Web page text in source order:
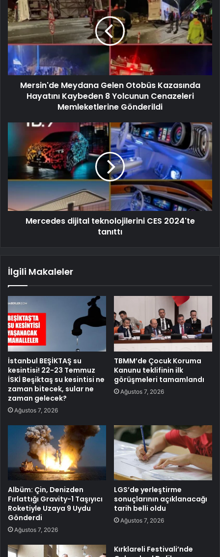
Mersin'de Meydana Gelen Otobüs Kazasında
Hayatını Kaybeden 8 Yolcunun Cenazeleri
Memleketlerine Gönderildi
Mercedes dijital teknolojilerini CES 2024'te
tanıttı
İlgili Makaleler
İstanbul BEŞİKTAŞ su
kesintisi! 22-23 Temmuz
İSKİ Beşiktaş su kesintisi ne
zaman bitecek, sular ne
zaman gelecek?
Ağustos 7, 2026
TBMM’de Çocuk Koruma
Kanunu teklifinin ilk
görüşmeleri tamamlandı
Ağustos 7, 2026
Albüm: Çin, Denizden
Fırlattığı Gravity-1 Taşıyıcı
Roketiyle Uzaya 9 Uydu
Gönderdi
Ağustos 7, 2026
LGS’de yerleştirme
sonuçlarının açıklanacağı
tarih belli oldu
Ağustos 7, 2026
Kırklareli Festivali’nde